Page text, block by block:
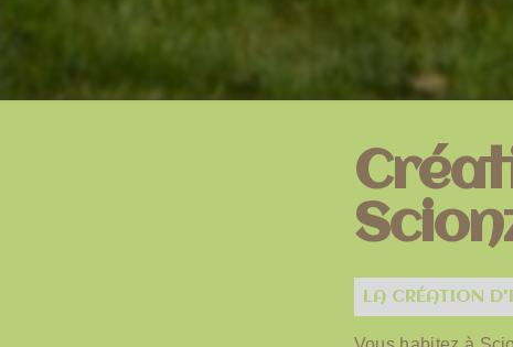
LA CRÉATION